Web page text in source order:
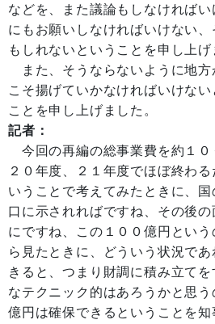
などを、また議論もしなければ
にもお願いしなければいけない
もしれないということを申し上げ
また、そうならないように地方
こそ揚げていかなければいけな
ことを申し上げました。
記者：
今回の再編の総事業費を約１０
２０年度、２１年度でほぼ終わ
いうことで考えてみたときに、
口に示されればですね、その後
にですね、この１００億円とい
ら見たときに、どういう状況で
きると、つまり財調に積み立て
なテクニック的はあろうかと思
億円は確保できるということを